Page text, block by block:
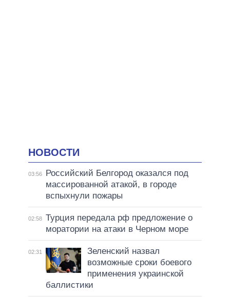
НОВОСТИ
03:56
Российский Белгород оказался под
массированной атакой, в городе
вспыхнули пожары
02:58 Турция передала рф предложение о
моратории на атаки в Черном море
02:31
Зеленский назвал
возможные сроки боевого
применения украинской
баллистики